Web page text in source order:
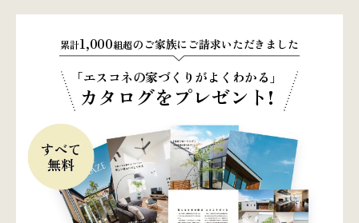
累計1,000組超のご家族にご請求いただきました
「エスコネの家づくりがよくわかる」
カタログをプレゼント!